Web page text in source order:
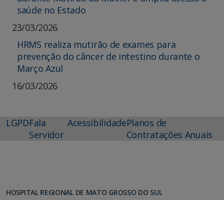
saúde no Estado
23/03/2026
HRMS realiza mutirão de exames para
prevenção do câncer de intestino durante o
Março Azul
16/03/2026
LGPDFala
Servidor
AcessibilidadePlanos de
Contratações Anuais
HOSPITAL REGIONAL DE MATO GROSSO DO SUL